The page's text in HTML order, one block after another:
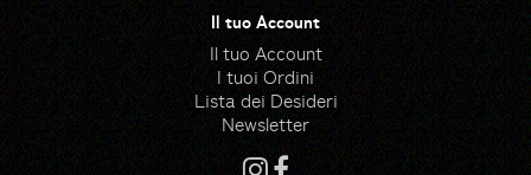
Il tuo Account
Il tuo Account
I tuoi Ordini
Lista dei Desideri
Newsletter